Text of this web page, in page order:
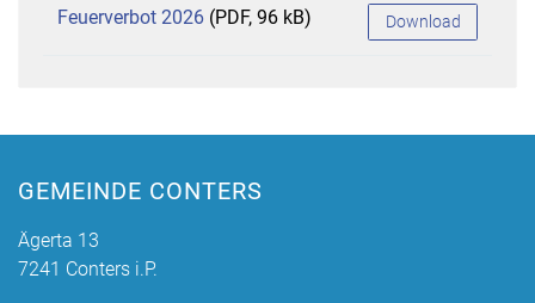
Feuerverbot 2026 (PDF, 96 kB) Download
GEMEINDE CONTERS
Ägerta 13
7241 Conters i.P.